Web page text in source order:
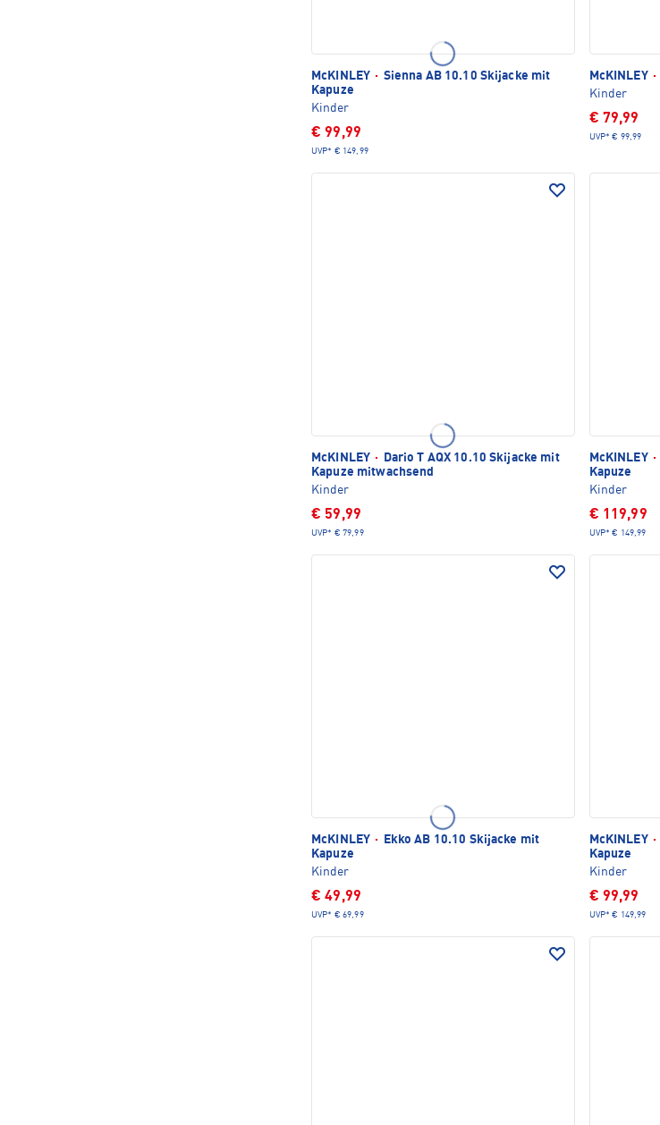
McKINLEY · Sienna AB 10.10 Skijacke mit
Kapuze
Kinder
€ 99,99
UVP* € 149,99
McKINLEY ·
Kinder
€ 79,99
UVP* € 99,99
McKINLEY ·
Dario T AQX 10.10 Skijacke mit
Kapuze mitwachsend
Kinder
€ 59,99
UVP* € 79,99
McKINLEY ·
Kapuze
Kinder
€ 119,99
UVP* € 149,99
McKINLEY ·
Ekko AB 10.10 Skijacke mit
Kapuze
Kinder
€ 49,99
UVP* € 69,99
McKINLEY ·
Kapuze
Kinder
€ 99,99
UVP* € 149,99